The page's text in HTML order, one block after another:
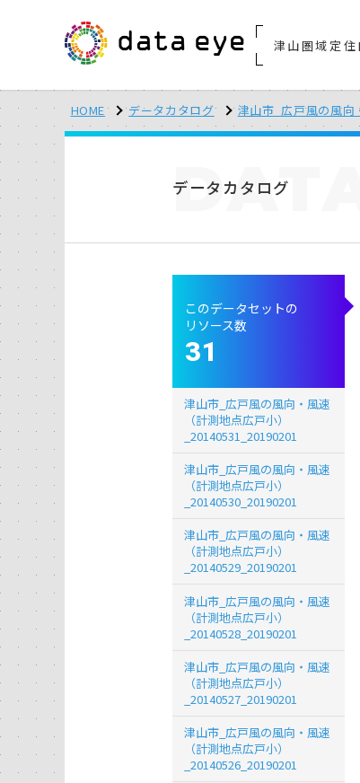
津山圏域定住
HOME データカタログ 津山市_広戸風の風
データカタログ
DATA
このデータセットの
リソース数
31
津山市_広戸風の風向・風速
（計測地点広戸小）
_20140531_20190201
津山市_広戸風の風向・風速
（計測地点広戸小）
_20140530_20190201
津山市_広戸風の風向・風速
（計測地点広戸小）
_20140529_20190201
津山市_広戸風の風向・風速
（計測地点広戸小）
_20140528_20190201
津山市_広戸風の風向・風速
（計測地点広戸小）
_20140527_20190201
津山市_広戸風の風向・風速
（計測地点広戸小）
_20140526_20190201